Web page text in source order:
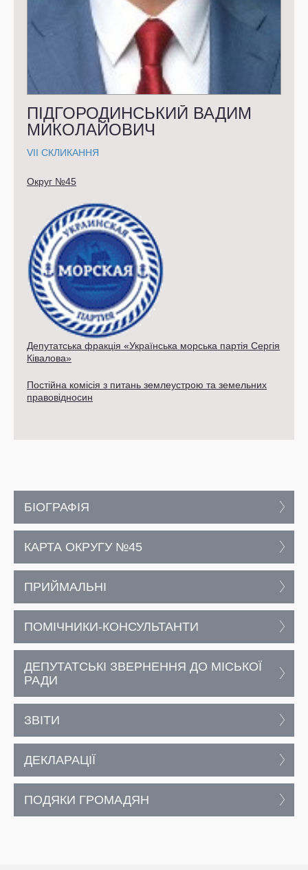
ПІДГОРОДИНСЬКИЙ ВАДИМ
МИКОЛАЙОВИЧ
VII СКЛИКАННЯ
Округ №45
Депутатська фракція «Українська морська партія Сергія
Ківалова»
Постійна комісія з питань землеустрою та земельних
правовідносин
БІОГРАФІЯ
КАРТА ОКРУГУ №45
ПРИЙМАЛЬНІ
ПОМІЧНИКИ-КОНСУЛЬТАНТИ
ДЕПУТАТСЬКІ ЗВЕРНЕННЯ ДО МІСЬКОЇ
РАДИ
ЗВІТИ
ДЕКЛАРАЦІЇ
ПОДЯКИ ГРОМАДЯН